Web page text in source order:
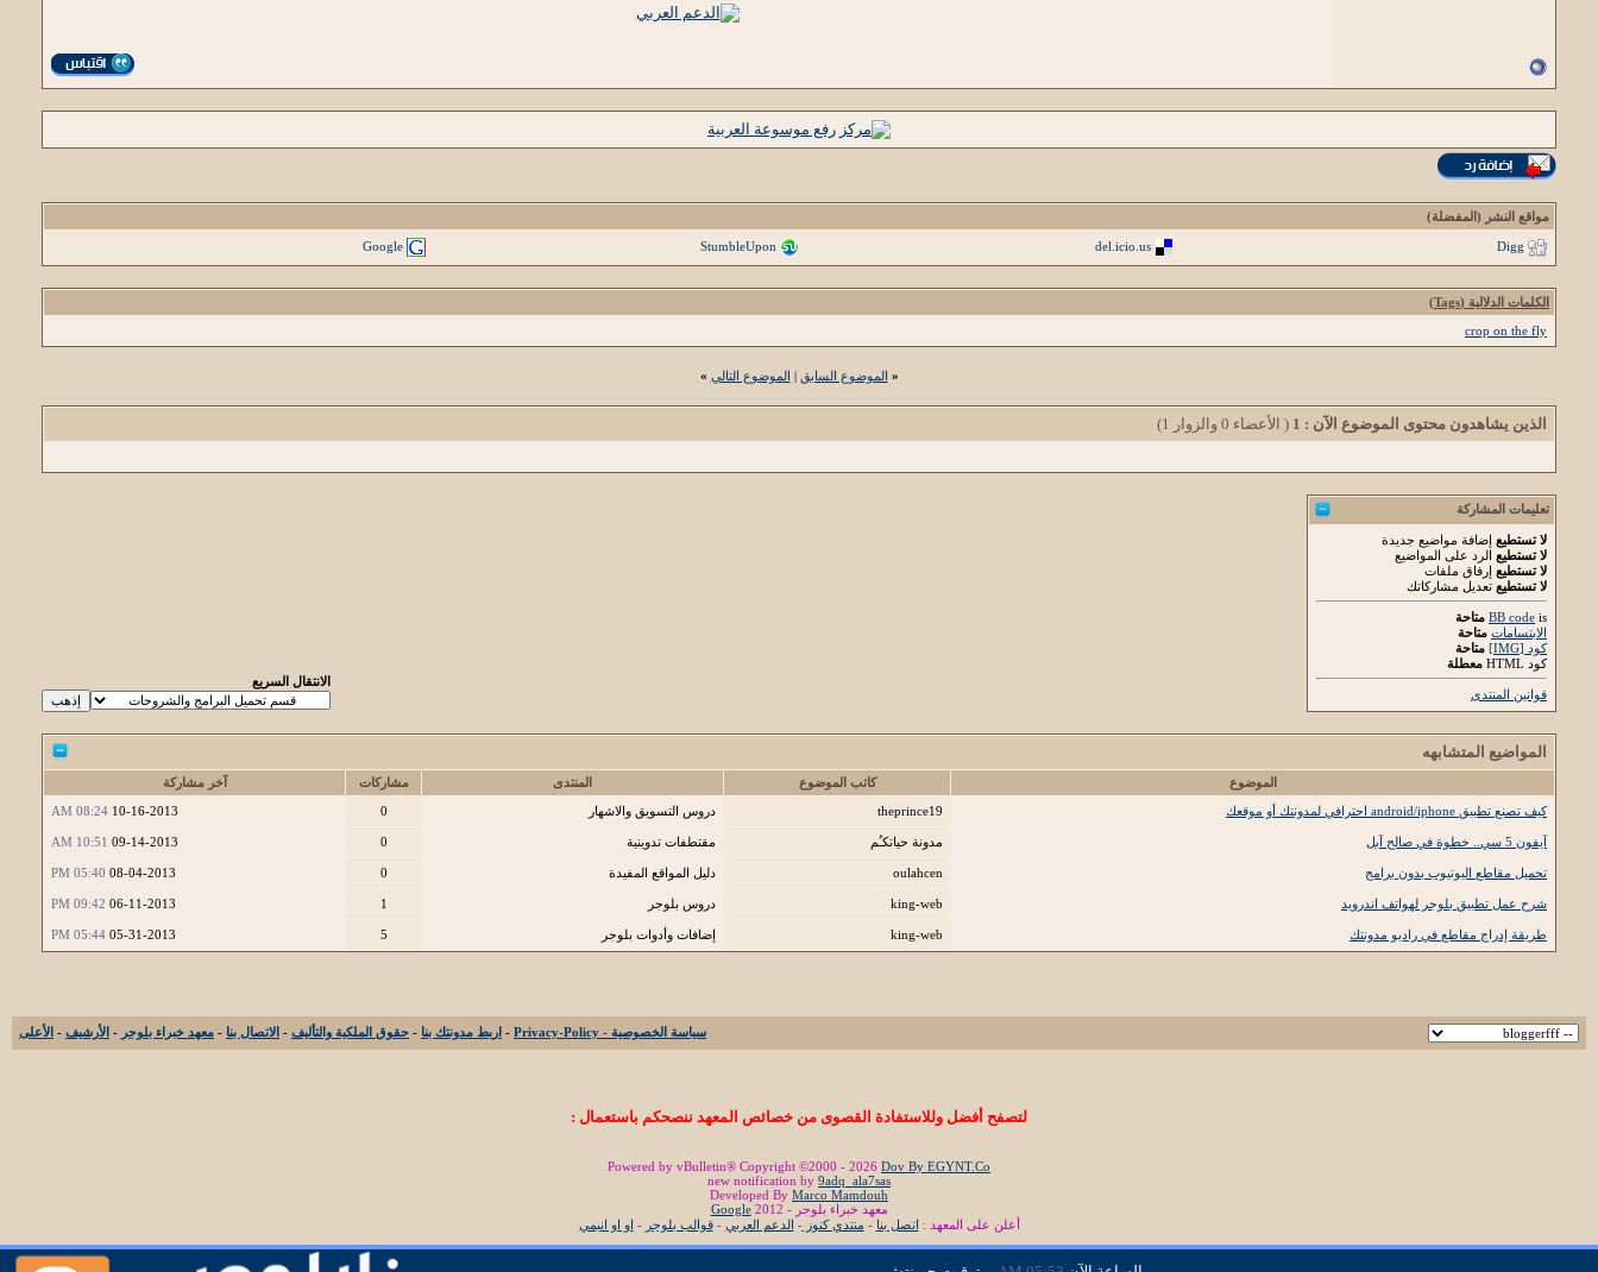
مواقع النشر (المفضلة)
Digg
del.icio.us
StumbleUpon
Google
الكلمات الدلالية (Tags)
crop on the fly
« الموضوع السابق | الموضوع التالي »
الذين يشاهدون محتوى الموضوع الآن : 1 ( الأعضاء 0 والزوار 1)
تعليمات المشاركة
لا تستطيع إضافة مواضيع جديدة
لا تستطيع الرد على المواضيع
لا تستطيع إرفاق ملفات
لا تستطيع تعديل مشاركاتك
BB code is
متاحة
الابتسامات متاحة
كود [IMG]
متاحة
كود HTML
معطلة
قوانين المنتدى
الانتقال السريع
المواضيع المتشابهه
الموضوع كاتب الموضوع المنتدى مشاركات
آخر مشاركة
كيف تصنع تطبيق android/iphone احترافي لمدونتك أو موقعك
theprince19 دروس التسويق والاشهار 0
10-16-2013
08:24 AM
آيفون 5 سي.. خطوة في صالح آبل مدونة حياتكـُم مقتطفات تدوينية 0
09-14-2013
10:51 AM
تحميل مقاطع اليوتيوب بدون برامج oulahcen دليل المواقع المفيدة 0
08-04-2013
05:40 PM
شرح عمل تطبيق بلوجر لهواتف اندرويد king-web دروس بلوجر 1
06-11-2013
09:42 PM
طريقة إدراج مقاطع في راديو مدونتك king-web إضافات وأدوات بلوجر 5
05-31-2013
05:44 PM
سياسة الخصوصية - Privacy-Policy - اربط مدونتك بنا - حقوق الملكية والتأليف - الاتصال بنا - معهد خبراء بلوجر - الأرشيف - الأعلى
لتصفح أفضل وللاستفادة القصوى من خصائص المعهد ننصحكم باستعمال :
Powered by vBulletin® Copyright ©2000 - 2026 Dov By EGYNT.Co
new notification by 9adq_ala7sas
Developed By Marco Mamdouh
معهد خبراء بلوجر - 2012
Google
أعلن على المعهد : اتصل بنا - منتدي كنوز- الدعم العربي -قوالب بلوجر - او او انيمي